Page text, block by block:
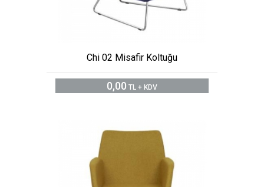
Chi 02 Misafir Koltuğu
0,00 TL + KDV